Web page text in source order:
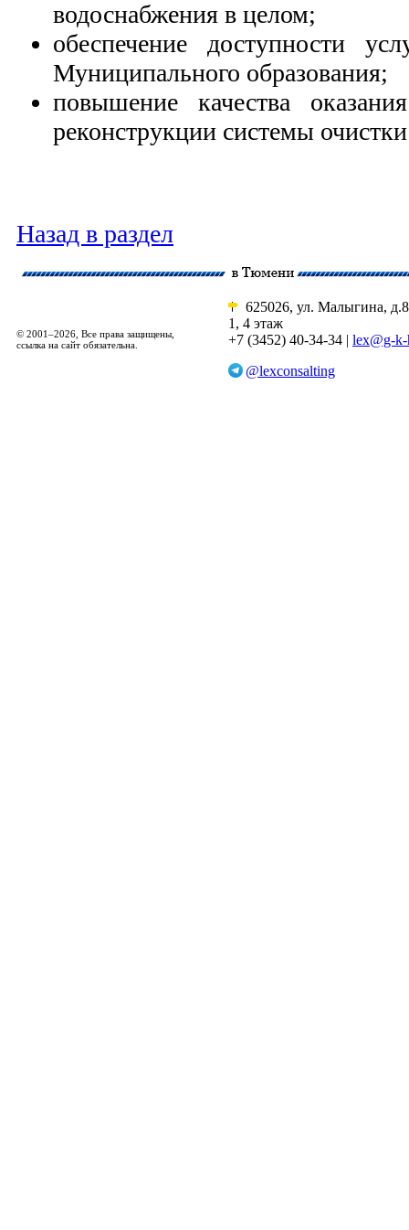
водоснабжения в целом;
обеспечение доступности
Муниципального образования;
повышение качества
реконструкции системы
Назад в раздел
© 2001–2026, Все права защищены,
ссылка на сайт обязательна.
625026, ул. Малыгина,
1, 4 этаж
+7 (3452) 40-34-34 | lex@g-
@lexconsalting